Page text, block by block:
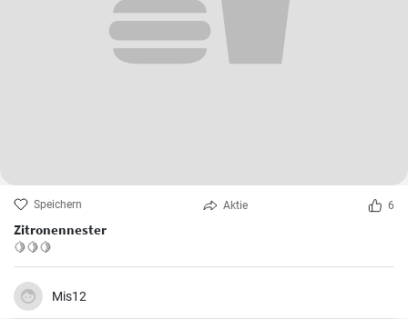
Speichern Aktie 6
Zitronennester
🍋🍋🍋
Mis12